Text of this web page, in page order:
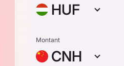
HUF
Montant
CNH